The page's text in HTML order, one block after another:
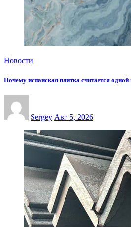
Новости
Почему испанская плитка считается одной
Sergey Авг 5, 2026